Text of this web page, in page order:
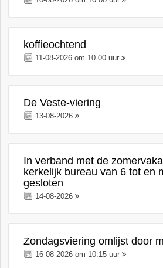
koffieochtend
11-08-2026 om 10.00 uur
De Veste-viering
13-08-2026
In verband met de
kerkelijk bureau van 6 tot en
gesloten
14-08-2026
Zondagsviering omlijst door
16-08-2026 om 10.15 uur